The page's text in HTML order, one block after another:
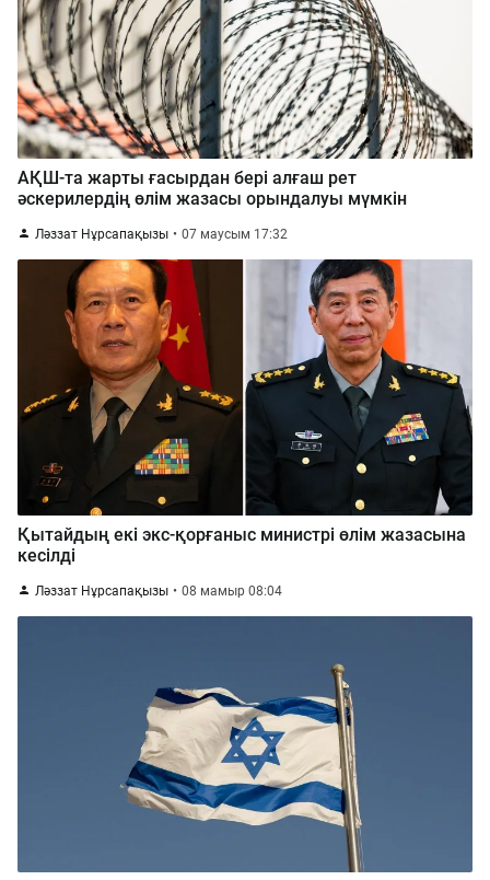
АҚШ-та жарты ғасырдан бері алғаш рет
әскерилердің өлім жазасы орындалуы мүмкін
Ләззат Нұрсапақызы 07 маусым 17:32
Қытайдың екі экс-қорғаныс министрі өлім жазасына
кесілді
Ләззат Нұрсапақызы 08 мамыр 08:04